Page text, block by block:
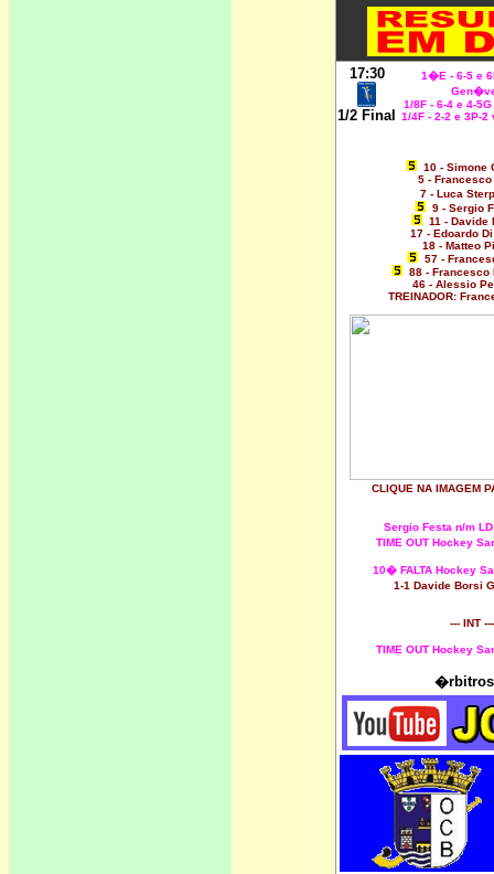
17:30
1/2 Final
1�E - 6-5 e
1/8F - 6-4 e 4-
1/4F - 2-2 e 3P-2
10 - Simone
5 - Francesco
7 - Luca
9 - Sergio
11 -
17 - Edoardo
18 - Matteo
57 -
88 - Francesco
46 - Alessio
TREINADOR:
CLIQUE NA IMAGEM
Sergio Festa n/m
TIME OUT Hockey
10� FALTA Hockey
1-1 Davide Borsi
--- INT ---
TIME OUT Hockey